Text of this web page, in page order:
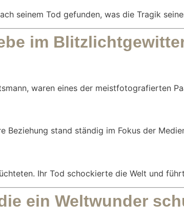
seinem Tod gefunden, was die Tragik
im
waren eines der meistfotografierten
Beziehung stand ständig im Fokus der
Ihr Tod schockierte die Welt und
ein Weltwunder